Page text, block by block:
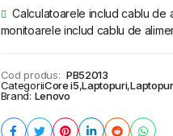
Calculatoarele includ cablu de
monitoarele includ cablu de
Cod produs: PB52013
CategoriiCore i5,Laptopuri,
Brand: Lenovo